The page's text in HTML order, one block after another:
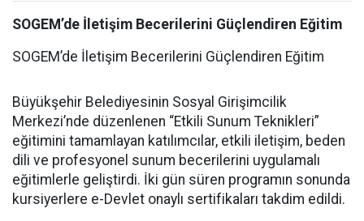
SOGEM’de İletişim Becerilerini Güçlendiren Eğitim
SOGEM’de İletişim Becerilerini Güçlendiren Eğitim
Büyükşehir Belediyesinin Sosyal Girişimcilik
Merkezi’nde düzenlenen “Etkili Sunum Teknikleri”
eğitimini tamamlayan katılımcılar, etkili iletişim, beden
dili ve profesyonel sunum becerilerini uygulamalı
eğitimlerle geliştirdi. İki gün süren programın sonunda
kursiyerlere e-Devlet onaylı sertifikaları takdim edildi.